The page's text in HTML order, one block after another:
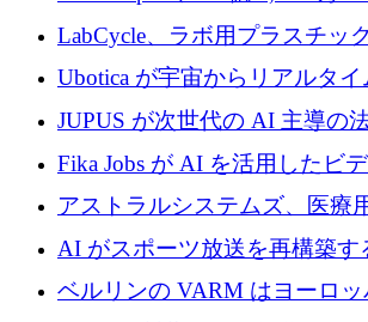
でエンタープライズ ソフトウ
LabCycle、ラボ用プラスチッ
ステムを商業化し、焼却廃棄
めに43万ポンドを確保
Ubotica が宇宙からリアルタ
リジェンスを拡張するために
JUPUS が次世代の AI 主導の
化するために 1,300 万ユーロ
Fika Jobs が AI を活用したビ
めに 400 万ドルを調達
アストラルシステムズ、医療
素の世界的な不足に対処する
ンドを調達
AI がスポーツ放送を再構築す
が 2,000 万ユーロを調達
ベルリンの VARM はヨーロ